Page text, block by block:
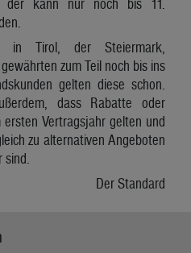
in Tirol, der Steiermark,
zum Teil noch bis ins
gelten diese schon.
dass Rabatte oder
Vertragsjahr gelten und
zu alternativen Angeboten
Der Standard